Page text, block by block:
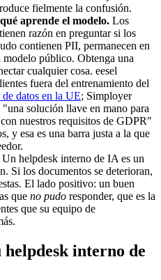
fielmente la confusión.
aprende el modelo. Los
razón en preguntar si los
contienen PII, permanecen en
público. Obtenga una
cualquier cosa. eesel
fuera del entrenamiento del
de datos en la UE; Simployer
"una solución llave en mano para
nuestros requisitos de GDPR"
y esa es una barra justa a la que
Un helpdesk interno de IA es un
Si los documentos se deterioran,
El lado positivo: un buen
que no pudo responder, que es la
que su equipo de
helpdesk interno de